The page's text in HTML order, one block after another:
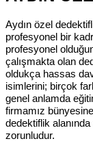
Aydın özel
profesyonel bir
profesyonel
çalışmakta olan
oldukça hassas
isimlerini; birçok
genel anlamda
firmamız
dedektiflik
zorunludur.